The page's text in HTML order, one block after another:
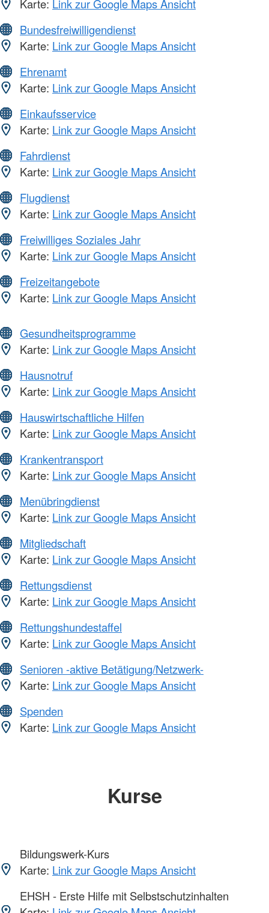
Karte: Link zur Google Maps Ansicht
Bundesfreiwilligendienst
Karte: Link zur Google Maps Ansicht
Ehrenamt
Karte: Link zur Google Maps Ansicht
Einkaufsservice
Karte: Link zur Google Maps Ansicht
Fahrdienst
Karte: Link zur Google Maps Ansicht
Flugdienst
Karte: Link zur Google Maps Ansicht
Freiwilliges Soziales Jahr
Karte: Link zur Google Maps Ansicht
Freizeitangebote
Karte: Link zur Google Maps Ansicht
Gesundheitsprogramme
Karte: Link zur Google Maps Ansicht
Hausnotruf
Karte: Link zur Google Maps Ansicht
Hauswirtschaftliche Hilfen
Karte: Link zur Google Maps Ansicht
Krankentransport
Karte: Link zur Google Maps Ansicht
Menübringdienst
Karte: Link zur Google Maps Ansicht
Mitgliedschaft
Karte: Link zur Google Maps Ansicht
Rettungsdienst
Karte: Link zur Google Maps Ansicht
Rettungshundestaffel
Karte: Link zur Google Maps Ansicht
Senioren -aktive Betätigung/Netzwerk-
Karte: Link zur Google Maps Ansicht
Spenden
Karte: Link zur Google Maps Ansicht
Kurse
Bildungswerk-Kurs
Karte: Link zur Google Maps Ansicht
EHSH - Erste Hilfe mit Selbstschutzinhalten